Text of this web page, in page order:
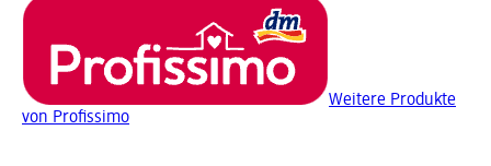
Weitere Produkte
von Profissimo